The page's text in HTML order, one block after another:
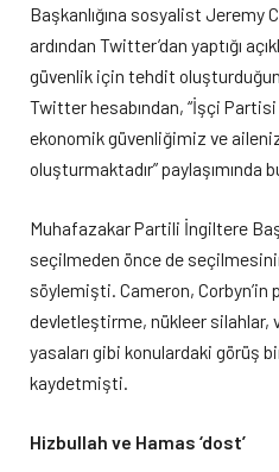
Başkanlığına sosyalist Jeremy
ardından Twitter’dan yaptığı
güvenlik için tehdit
Twitter hesabından, “İşçi
ekonomik güvenliğimiz ve
oluşturmaktadır” paylaşımında
Muhafazakar Partili İngiltere
seçilmeden önce de
söylemişti. Cameron, Corbyn’in
devletleştirme, nükleer silahlar,
yasaları gibi konulardaki görüş
kaydetmişti.
Hizbullah ve Hamas ‘dost’